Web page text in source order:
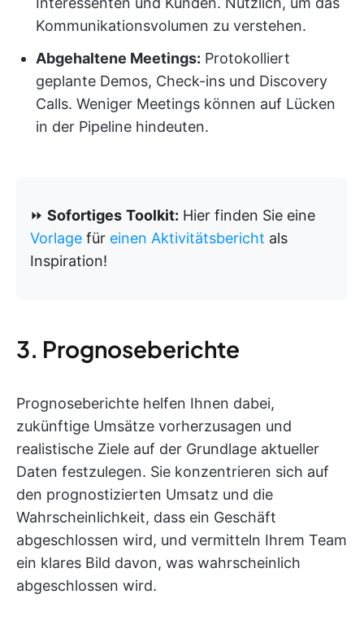
Kommunikationsvolumen zu verstehen.
Abgehaltene Meetings: Protokolliert
geplante Demos, Check-ins und Discovery
Calls. Weniger Meetings können auf Lücken
in der Pipeline hindeuten.
⏩ Sofortiges Toolkit: Hier finden Sie eine
Vorlage für einen Aktivitätsbericht als
Inspiration!
3. Prognoseberichte
Prognoseberichte helfen Ihnen dabei,
zukünftige Umsätze vorherzusagen und
realistische Ziele auf der Grundlage aktueller
Daten festzulegen. Sie konzentrieren sich auf
den prognostizierten Umsatz und die
Wahrscheinlichkeit, dass ein Geschäft
abgeschlossen wird, und vermitteln Ihrem Team
ein klares Bild davon, was wahrscheinlich
abgeschlossen wird.